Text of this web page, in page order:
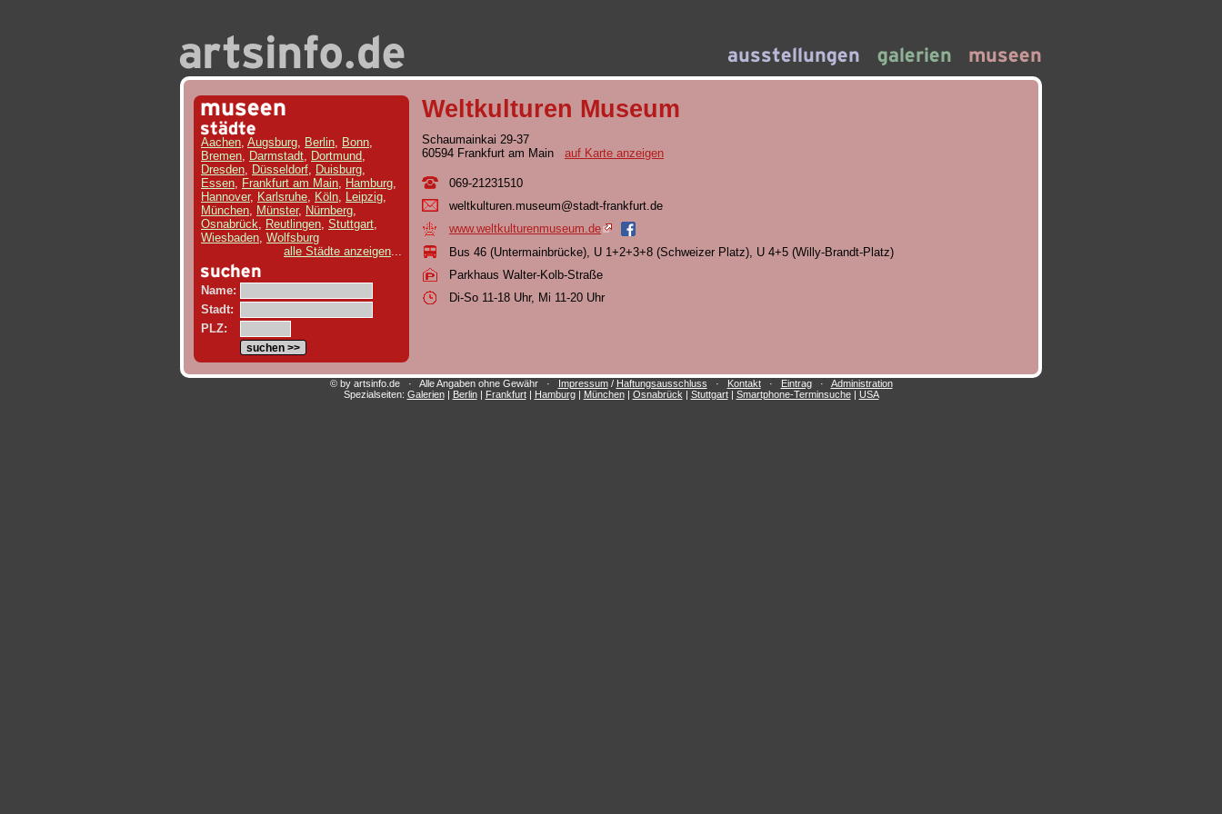
Aachen, Augsburg, Berlin, Bonn,
Bremen, Darmstadt, Dortmund,
Dresden, Düsseldorf, Duisburg,
Essen, Frankfurt am Main, Hamburg,
Hannover, Karlsruhe, Köln, Leipzig,
München, Münster, Nürnberg,
Osnabrück, Reutlingen, Stuttgart,
Wiesbaden, Wolfsburg
alle Städte anzeigen...
Name:
Stadt:
PLZ:
Weltkulturen Museum
Schaumainkai 29-37
60594 Frankfurt am Main auf Karte anzeigen
069-21231510
wel tku lturen.museum@stadt-frankfurt.de
www.weltkulturenmuseum.de
Bus 46 (Untermainbrücke), U 1+2+3+8 (Schweizer Platz), U 4+5 (Willy-Brandt-Platz)
Parkhaus Walter-Kolb-Straße
Di-So 11-18 Uhr, Mi 11-20 Uhr
© by artsinfo.de · Alle Angaben ohne Gewähr · Impressum/ Haftungsausschluss · Kontakt· Eintrag· Administration
Spezialseiten: Galerien| Berlin| Frankfurt| Hamburg| München| Osnabrück | Stuttgart| Smartphone-Terminsuche| USA